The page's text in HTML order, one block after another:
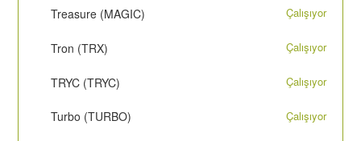
Treasure (MAGIC) Çalışıyor
Tron (TRX) Çalışıyor
TRYC (TRYC) Çalışıyor
Turbo (TURBO) Çalışıyor